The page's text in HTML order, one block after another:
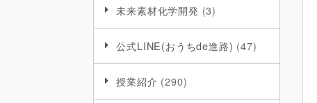
未来素材化学開発 (3)
公式LINE(おうちde進路) (47)
授業紹介 (290)